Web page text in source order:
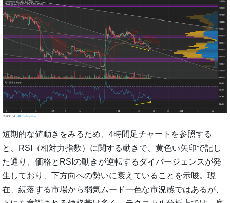
短期的な値動きをみるため、4時間足チャートを参照する
と、RSI（相対力指数）に関する動きで、黄色い矢印で記し
た通り、価格とRSIの動きが逆転するダイバージェンスが発
生しており、下方向への勢いに衰えていることを示唆。現
在、続落する市場から弱気ムード一色な市況感ではあるが、